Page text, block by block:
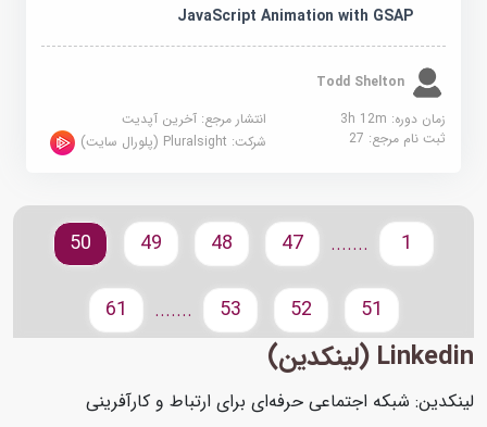
JavaScript Animation with GSAP
Todd Shelton
زمان دوره: 3h 12m
انتشار مرجع:آخرین آپدیت
ثبت نام مرجع:27 شرکت:Pluralsight (پلورال سایت)
.......
47
48
49
50
51
52
53
.......
61
Linkedin (لینکدین)
لینکدین: شبکه اجتماعی حرفه‌ای برای ارتباط و کارآفرینی